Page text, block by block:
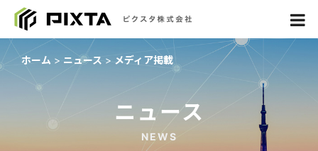
ホーム ニュース メディア掲載
ニュース
NEWS